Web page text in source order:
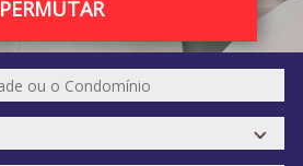
PERMUTAR